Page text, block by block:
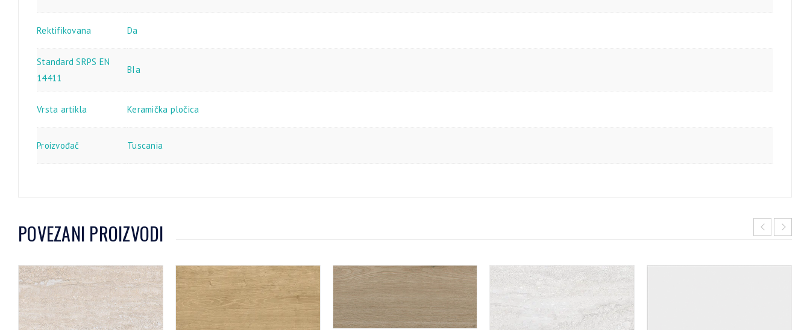
Rektifikovana Da
Standard SRPS EN
14411
BIa
Vrsta artikla Keramička pločica
Proizvođač Tuscania
POVEZANI PROIZVODI